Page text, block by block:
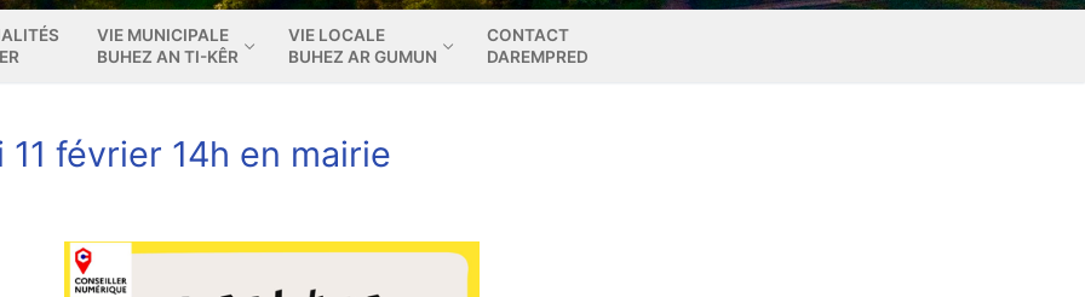
VIE MUNICIPALE
BUHEZ AN TI-KÊR
VIE LOCALE
BUHEZ AR GUMUN
CONTACT
DAREMPRED
février 14h en mairie